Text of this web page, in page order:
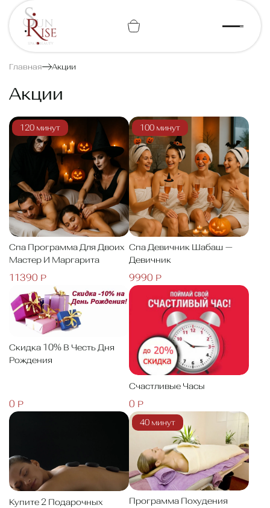
Главная Акции
Акции
120 минут
Спа Программа Для Двоих
Мастер И Маргарита
11390 Р
100 минут
Спа Девичник Шабаш —
Девичник
9990 Р
Cкидка 10% В Честь Дня
Рождения
0 Р
Счастливые Часы
0 Р
Купите 2 Подарочных
40 минут
Программа Похудения